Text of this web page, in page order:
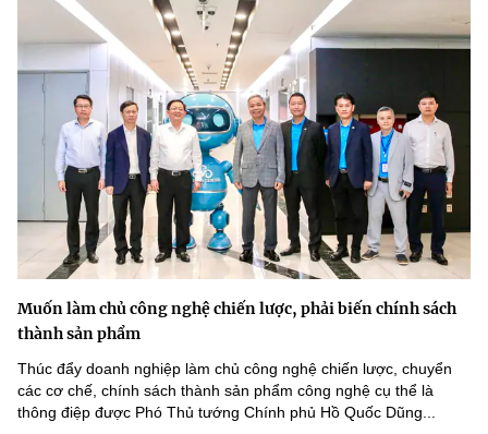
Muốn làm chủ công nghệ chiến lược, phải biến chính sách
thành sản phẩm
Thúc đẩy doanh nghiệp làm chủ công nghệ chiến lược, chuyển
các cơ chế, chính sách thành sản phẩm công nghệ cụ thể là
thông điệp được Phó Thủ tướng Chính phủ Hồ Quốc Dũng...